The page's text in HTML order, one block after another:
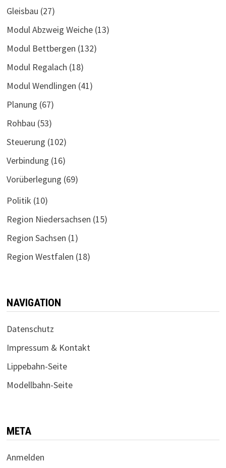
Gleisbau (27)
Modul Abzweig Weiche(13)
Modul Bettbergen (132)
Modul Regalach (18)
Modul Wendlingen (41)
Planung (67)
Rohbau (53)
Steuerung (102)
Verbindung (16)
Vorüberlegung (69)
Politik (10)
Region Niedersachsen (15)
Region Sachsen (1)
Region Westfalen (18)
NAVIGATION
Datenschutz
Impressum & Kontakt
Lippebahn-Seite
Modellbahn-Seite
META
Anmelden